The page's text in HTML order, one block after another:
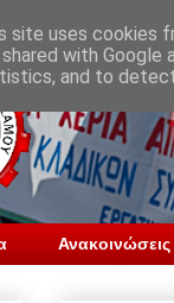
Ανακοινώσεις
site uses cookies
with
and to detect